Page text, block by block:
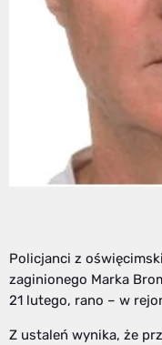
Policjanci z
zaginionego Marka
21 lutego, rano – w
Z ustaleń wynika, że